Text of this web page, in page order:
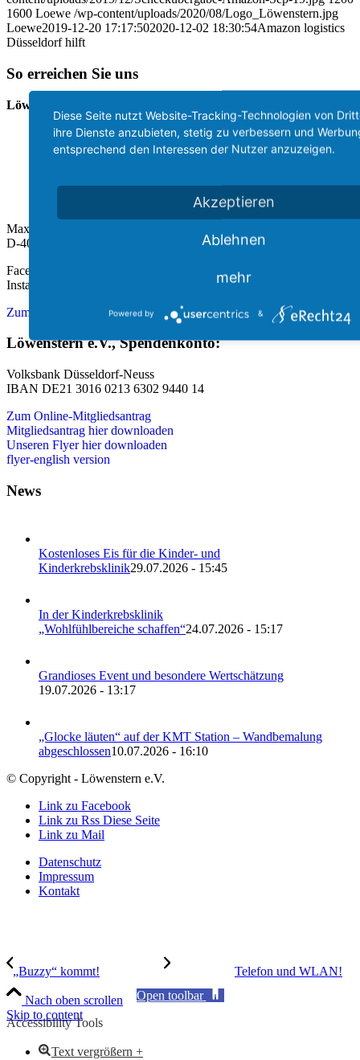
1600 Loewe /wp-content/uploads/2020/08/Logo_Löwenstern.jpg
Loewe2019-12-20 17:17:502020-12-02 18:30:54Amazon logistics
Düsseldorf hilft
So erreichen Sie uns
Löwenstern e.V.
Max-Liebermann-Str. 2
D-40699 Erkrath
Facebook: @loewenstern
Instagram: loewenstern
Zum Kontakt
Löwenstern e.V., Spendenkonto:
Volksbank Düsseldorf-Neuss
IBAN DE21 3016 0213 6302 9440 14
Zum Online-Mitgliedsantrag
Mitgliedsantrag hier downloaden
Unseren Flyer hier downloaden
flyer-english version
News
Kostenloses Eis für die Kinder- und
Kinderkrebsklinik29.07.2026 - 15:45
In der Kinderkrebsklinik
„Wohlfühlbereiche schaffen“24.07.2026 - 15:17
Grandioses Event und besondere Wertschätzung
19.07.2026 - 13:17
„Glocke läuten“ auf der KMT Station – Wandbemalung
abgeschlossen10.07.2026 - 16:10
© Copyright - Löwenstern e.V.
Link zu Facebook
Link zu Rss Diese Seite
Link zu Mail
Datenschutz
Impressum
Kontakt
„Buzzy“ kommt! Telefon und WLAN!
Nach oben scrollen
Diese Seite nutzt Website-Tracking-Technologien von
ihre Dienste anzubieten, stetig zu verbessern und
entsprechend den Interessen der Nutzer anzuzeigen.
Akzeptieren
Ablehnen
mehr
Powered by &
Skip to content
Open toolbar
Accessibility Tools
Text vergrößern +